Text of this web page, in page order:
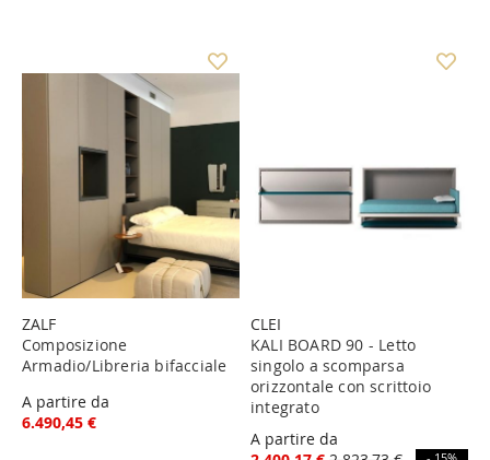
ZALF
Composizione
Armadio/Libreria bifacciale
A partire da
6.490,45 €
CLEI
KALI BOARD 90 - Letto
singolo a scomparsa
orizzontale con scrittoio
integrato
A partire da
- 15%